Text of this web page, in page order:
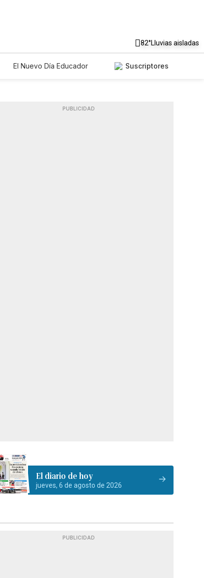
82°Lluvias aisladas
El Nuevo Día Educador
Suscriptores
PUBLICIDAD
El diario de hoy
jueves, 6 de agosto de 2026
PUBLICIDAD